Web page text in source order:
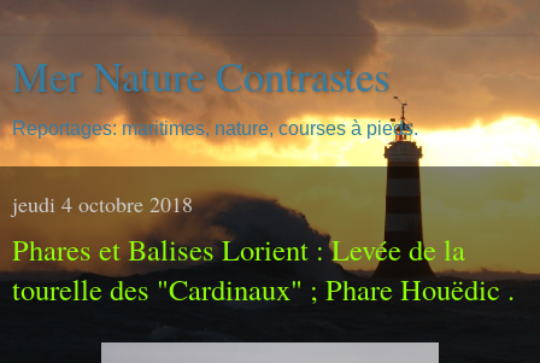
Mer Nature Contrastes
Reportages: maritimes, nature, courses à pieds.
jeudi 4 octobre 2018
Phares et Balises Lorient : Levée de la
tourelle des "Cardinaux" ; Phare Houëdic .